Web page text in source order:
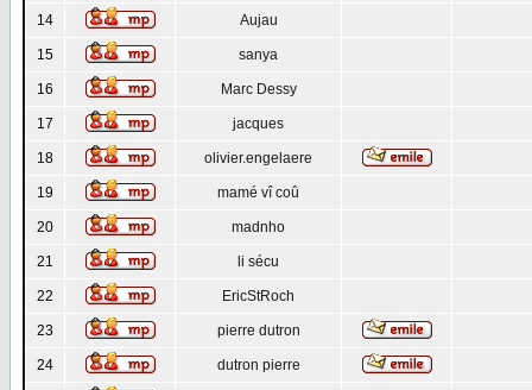
14 Aujau
15 sanya
16 Marc Dessy
17 jacques
18 olivier.engelaere
19 mamé vî coû
20 madnho
21 li sécu
22 EricStRoch
23 pierre dutron
24 dutron pierre